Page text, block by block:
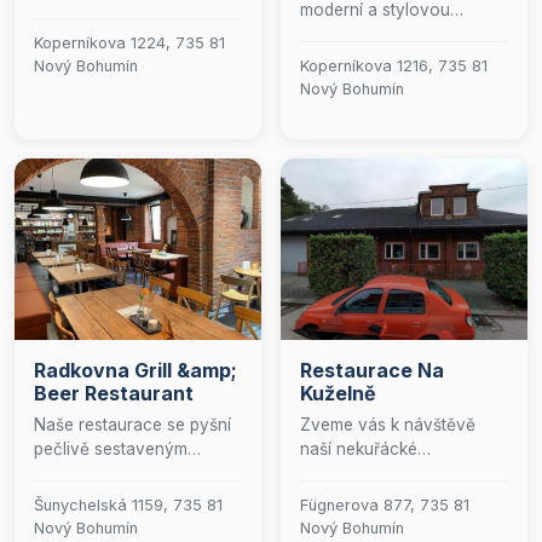
máme pohodlné sezení
pro 75 hostů, včetně
naše kryté venkovní
posezení pojme až 100
lidí. Přijďte si užít skvělou
atmosféru a vynikající jídlo
s přáteli a rodinou!
Koperníkova 1224, 735 81
Nový Bohumín
moderní a stylovou
jedinečný kulinářský
zážitek. Naše menu je
inspirováno jak tradičními,
tak inovativními recepty.
Přijďte si vychutnat
výjimečné pokrmy v
elegantním prostředí s
prvotřídním
servisem.&quot;
Koperníkova 1216, 735 81
Nový Bohumín
Radkovna Grill &amp;
Beer Restaurant
Naše restaurace se pyšní
pečlivě sestaveným
svou rozmanitostí a
kvalitou. Každý den pro
Šunychelská 1159, 735 81
Nový Bohumín
Restaurace Na
Kuželně
Zveme vás k návštěvě
naší nekuřácké
pohodlné posezení pro 50
hostů. Pro milovníky
Fügnerova 877, 735 81
Nový Bohumín